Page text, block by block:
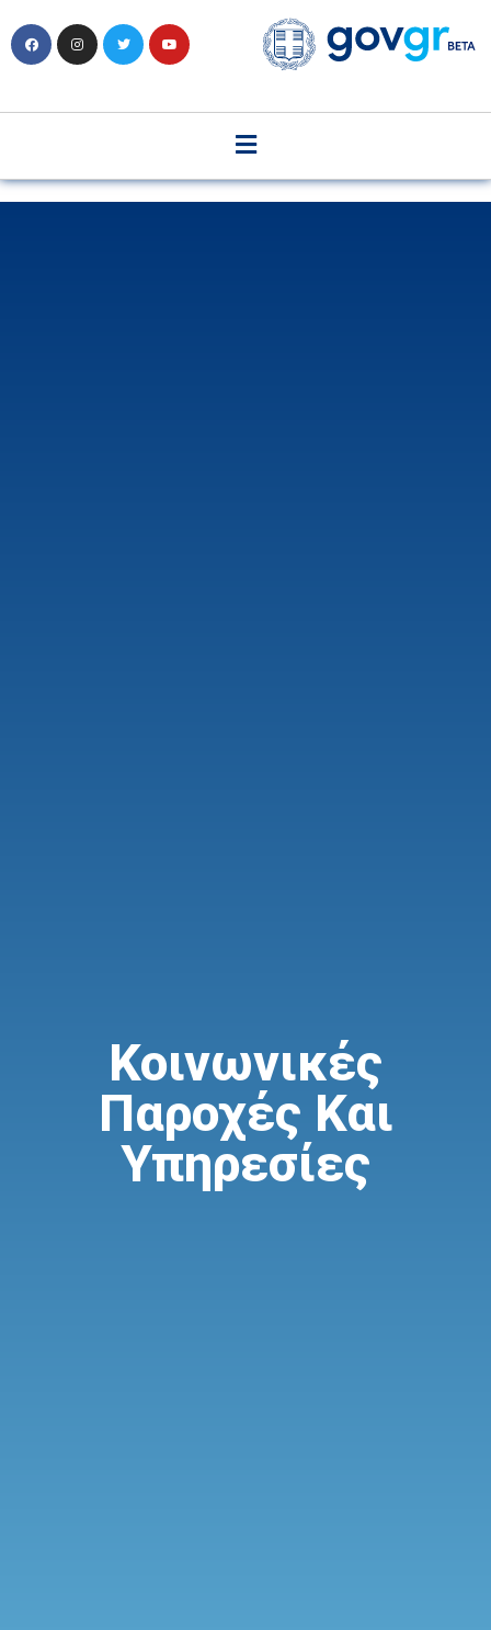
Κοινωνικές
Παροχές Και
Υπηρεσίες